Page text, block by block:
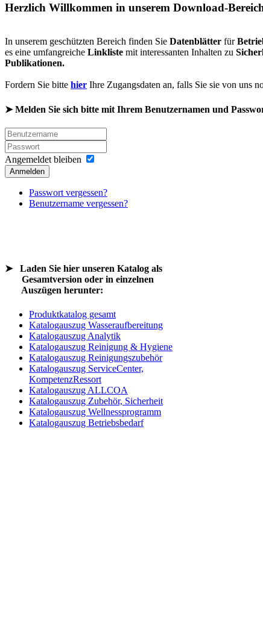
Herzlich Willkommen in unserem Download-
In unserem geschützten Bereich finden Sie Datenblätter für
es eine umfangreiche Linkliste mit interessanten Inhalten zu
Publikationen.
Fordern Sie bitte hier Ihre Zugangsdaten an, falls Sie sie von uns
➤Melden Sie sich bitte mit Ihrem Benutzernamen und
Angemeldet bleiben
Anmelden
Passwort vergessen?
Benutzername vergessen?
➤ Laden Sie hier unseren Katalog als
Gesamtversion oder in einzelnen
Auszügen herunter:
Produktkatalog gesamt
Katalogauszug Wasseraufbereitung
Katalogauszug Analytik
Katalogauszug Reinigung & Hygiene
Katalogauszug Reinigungszubehör
Katalogauszug ServiceCenter,
KompetenzRessort
Katalogauszug ALLCOA
Katalogauszug Zubehör, Sicherheit
Katalogauszug Wellnessprogramm
Katalogauszug Betriebsbedarf